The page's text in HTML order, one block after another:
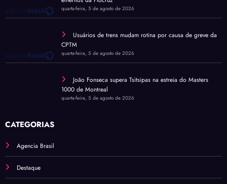
quarta-feira, 5 de agosto de 2026
Usuários de trens mudam rotina por causa de greve da
CPTM
quarta-feira, 5 de agosto de 2026
João Fonseca supera Tsitsipas na estreia do Masters
1000 de Montreal
quarta-feira, 5 de agosto de 2026
CATEGORIAS
Agencia Brasil
Destaque